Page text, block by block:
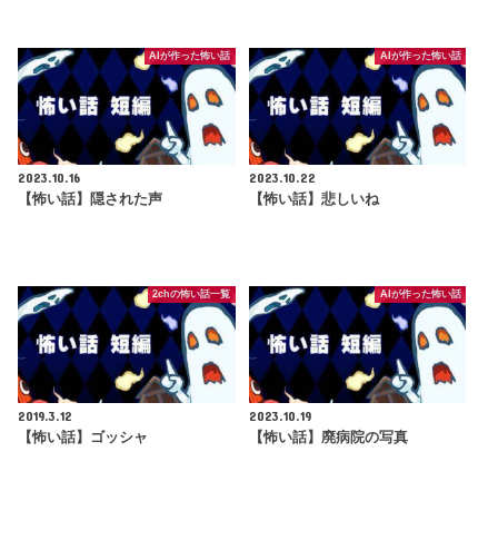
AIが作った怖い話
2023.10.16
【怖い話】隠された声
AIが作った怖い話
2023.10.22
【怖い話】悲しいね
2chの怖い話一覧
2019.3.12
【怖い話】ゴッシャ
AIが作った怖い話
2023.10.19
【怖い話】廃病院の写真